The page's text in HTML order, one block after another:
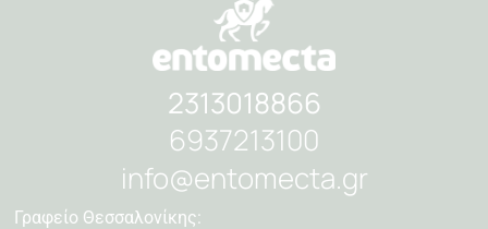
2313018866
6937213100
info@entomecta.gr
Γραφείο Θεσσαλονίκης: